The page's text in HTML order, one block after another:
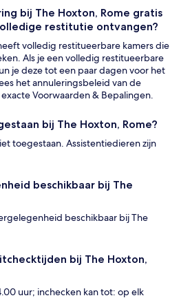
bij The Hoxton, Rome gratis
restitutie ontvangen?
volledig restitueerbare kamers die
Als je een volledig restitueerbare
je deze tot een paar dagen voor het
het annuleringsbeleid van de
Voorwaarden & Bepalingen.
bij The Hoxton, Rome?
toegestaan. Assistentiedieren zijn
beschikbaar bij The
beschikbaar bij The
bij The Hoxton,
uur; inchecken kan tot: op elk